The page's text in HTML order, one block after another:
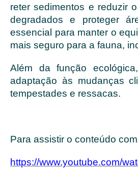
reter sedimentos e reduzir
degradados e proteger
essencial para manter o
mais seguro para a fauna,
Além da função
adaptação às mudanças
tempestades e ressacas.
Para assistir o conteúdo
https://www.youtube.com/